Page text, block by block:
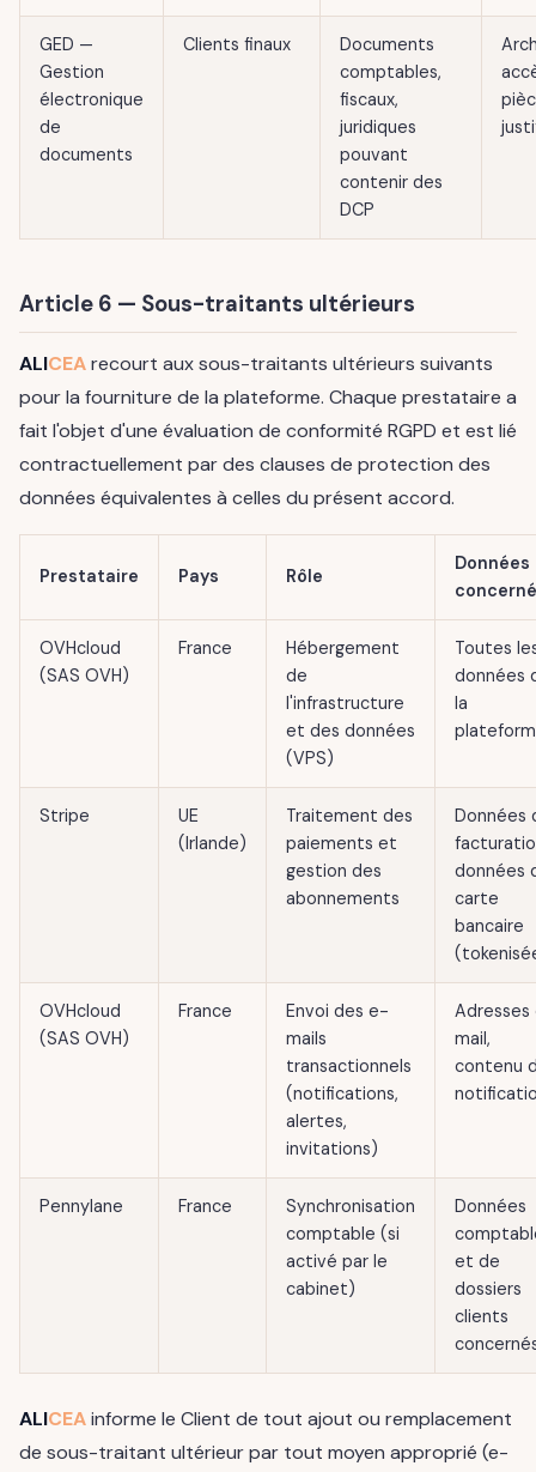
GED —
Gestion
électronique
de
documents
Clients finaux
Documents
comptables,
fiscaux,
juridiques
pouvant
contenir des
DCP
Article 6 — Sous-traitants ultérieurs
ALICEArecourt aux sous-traitants ultérieurs suivants
pour la fourniture de la plateforme. Chaque prestataire a
fait l'objet d'une évaluation de conformité RGPD et est lié
contractuellement par des clauses de protection des
données équivalentes à celles du présent accord.
Prestataire Pays Rôle
Données
OVHcloud
(SAS OVH)
France
Hébergement
de
l'infrastructure
et des données
(VPS)
Toutes
données
la
Stripe
UE
(Irlande)
Traitement des
paiements et
gestion des
abonnements
Données
données
carte
bancaire
OVHcloud
(SAS OVH)
France
Envoi des e-
mails
transactionnels
(notifications,
alertes,
invitations)
mail,
contenu
Pennylane France
Synchronisation
comptable (si
activé par le
cabinet)
Données
et de
dossiers
clients
ALICEAinforme le Client de tout ajout ou remplacement
de sous-traitant ultérieur par tout moyen approprié (e-